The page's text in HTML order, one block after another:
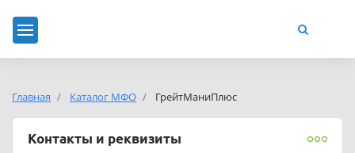
Главная Каталог МФО ГрейтМаниПлюс
Контакты и реквизиты